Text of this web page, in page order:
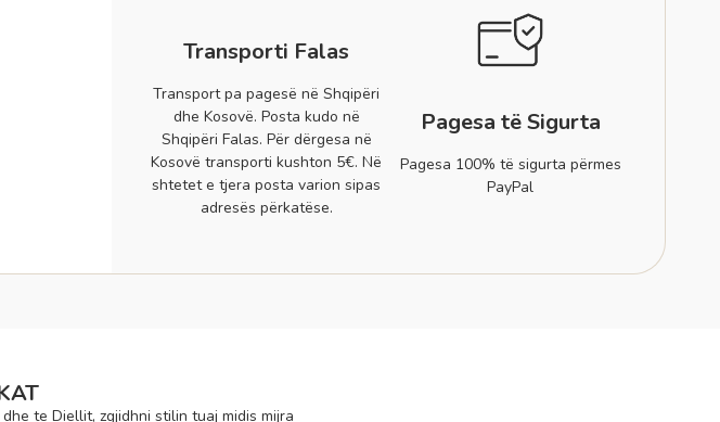
Transporti Falas
Transport pa pagesë në Shqipëri
dhe Kosovë. Posta kudo në
Shqipëri Falas. Për dërgesa në
Kosovë transporti kushton 5€. Në
shtetet e tjera posta varion sipas
adresës përkatëse.
Pagesa të Sigurta
Pagesa 100% të sigurta përmes
PayPal
te Diellit, zgjidhni stilin tuaj midis mijra